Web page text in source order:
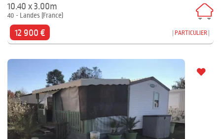
10.40 x 3.00m
40 - Landes (France)
12 900 € PARTICULIER